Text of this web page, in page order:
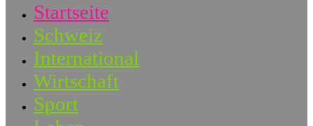
Startseite
Schweiz
International
Wirtschaft
Sport